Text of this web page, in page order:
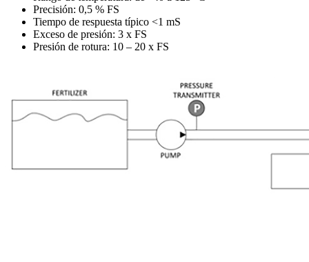
Precisión: 0,5 % FS
Tiempo de respuesta típico <1 mS
Exceso de presión: 3 x FS
Presión de rotura: 10 – 20 x FS